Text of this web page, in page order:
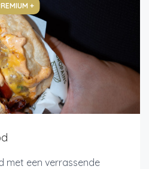
+
met een verrassende